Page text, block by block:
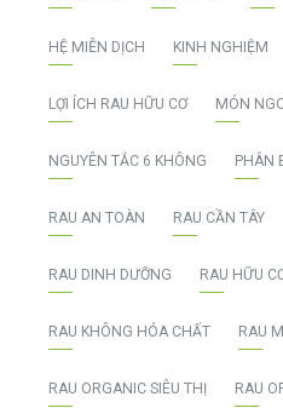
HỆ MIỄN DỊCH KINH NGHIỆM
LỢI ÍCH RAU HỮU CƠ MÓN
NGUYÊN TẮC 6 KHÔNG PHÂN
RAU AN TOÀN RAU CẦN TÂY
RAU DINH DƯỠNG RAU HỮU
RAU KHÔNG HÓA CHẤT RAU
RAU ORGANIC SIÊU THỊ RAU